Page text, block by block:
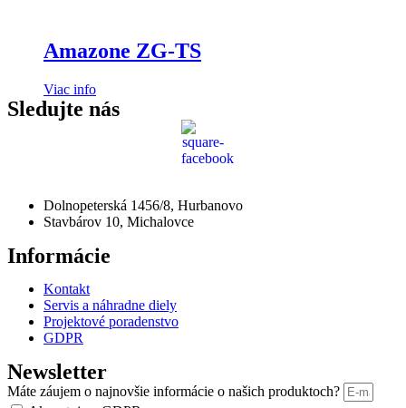
Amazone ZG-TS
Viac info
Sledujte nás
Dolnopeterská 1456/8, Hurbanovo
Stavbárov 10, Michalovce
Informácie
Kontakt
Servis a náhradne diely
Projektové poradenstvo
GDPR
Newsletter
Máte záujem o najnovšie informácie o našich produktoch?